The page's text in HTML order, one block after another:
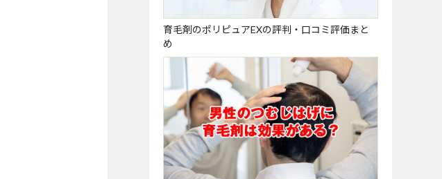
育毛剤のポリピュアEXの評判・口コミ評価まと
め